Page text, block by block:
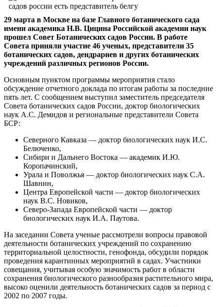
29 марта в Москве на базе Главного ботанического сада
имени академика Н.В. Цицина Российской академии наук
прошел Совет Ботанических садов России. В работе
Совета приняли участие 46 ученых, представители 35
ботанических садов, дендрариев и других ботанических
учреждений различных регионов России.
Основным пунктом программы мероприятия стало
обсуждение отчетного доклада по итогам работы за последние
пять лет. С сообщением выступил заместитель председателя
Совета ботанических садов России, доктор биологических
наук А.С. Демидов и региональные представители Совета
БСР:
Северного Кавказа — доктор биологических наук И.С.
Белюченко,
Сибири и Дальнего Востока — академик И.Ю.
Коропачинский,
Урала и Поволжья — доктор биологических наук С.А.
Шавнин,
Центра Европейской части — доктор биологических
наук B.C. Новиков,
Северо-Запада Европейской части — доктор
биологических наук И.А. Паутова.
На заседании Совета ученые рассмотрели вопросы правовой
деятельности ботанических учреждений по сохранению
территориальной целостности, генофонда, обсудили порядок
проведения карантинных мероприятий в садах. Участники
совещания, учитывая особую значимость работ в области
сохранения биологического разнообразия растительного мира,
высоко оценили деятельность ботанических садов за период с
2002 по 2007 годы.